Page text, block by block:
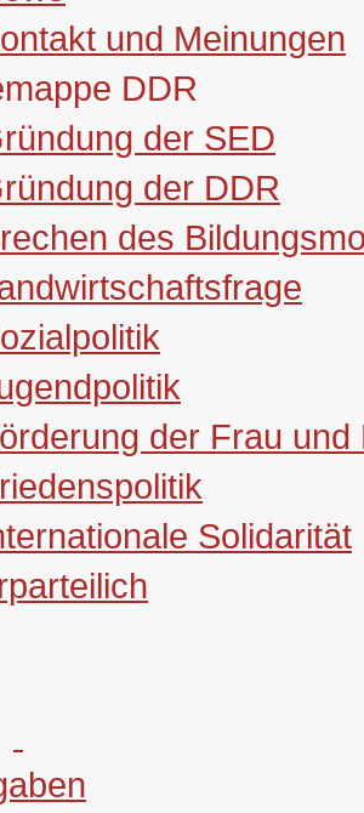
und Meinungen
DDR
der SED
der DDR
des
der Frau und
Solidarität